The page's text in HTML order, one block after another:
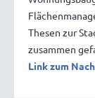
Thesen zur
zusammen
Link zum